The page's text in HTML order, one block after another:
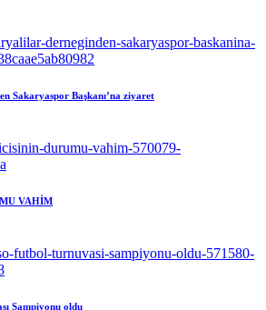
Sakaryaspor Başkanı’na ziyaret
VAHİM
Şampiyonu oldu